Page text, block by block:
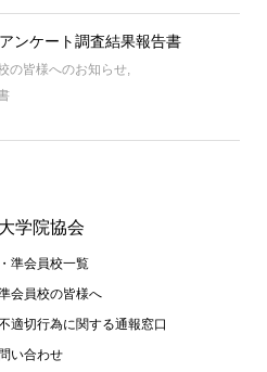
ンケート調査結果報告書
の皆様へのお知らせ,
学院協会
準会員校一覧
会員校の皆様へ
適切⾏為に関する通報窓⼝
い合わせ